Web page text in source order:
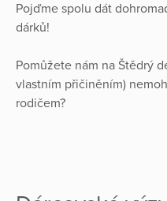
Pojďme spolu dát
dárků!
Pomůžete nám na Štědrý
vlastním přičiněním)
rodičem?